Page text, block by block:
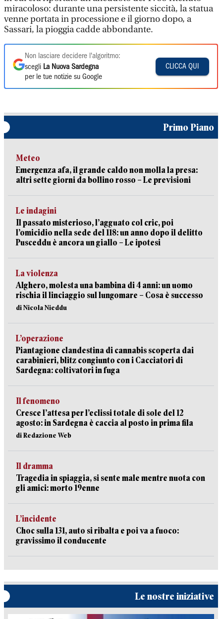
miracoloso: durante una persistente siccità, la statua
venne portata in processione e il giorno dopo, a
Sassari, la pioggia cadde abbondante.
Non lasciare decidere l'algoritmo:
scegli La Nuova Sardegna
per le tue notizie su Google
CLICCA QUI
Primo Piano
Meteo
Emergenza afa, il grande caldo non molla la presa:
altri sette giorni da bollino rosso – Le previsioni
Le indagini
Il passato misterioso, l’agguato col cric, poi
l’omicidio nella sede del 118: un anno dopo il delitto
Pusceddu è ancora un giallo – Le ipotesi
La violenza
Alghero, molesta una bambina di 4 anni: un uomo
rischia il linciaggio sul lungomare – Cosa è successo
di Nicola Nieddu
L’operazione
Piantagione clandestina di cannabis scoperta dai
carabinieri, blitz congiunto con i Cacciatori di
Sardegna: coltivatori in fuga
Il fenomeno
Cresce l’attesa per l’eclissi totale di sole del 12
agosto: in Sardegna è caccia al posto in prima fila
di Redazione Web
Il dramma
Tragedia in spiaggia, si sente male mentre nuota con
gli amici: morto 19enne
L’incidente
Choc sulla 131, auto si ribalta e poi va a fuoco:
gravissimo il conducente
Le nostre iniziative